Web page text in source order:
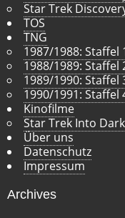
Star Trek
TOS
TNG
1987/1988: Staffel
1988/1989: Staffel
1989/1990: Staffel
1990/1991: Staffel
Kinofilme
Star Trek Into
Über uns
Datenschutz
Impressum
Archives